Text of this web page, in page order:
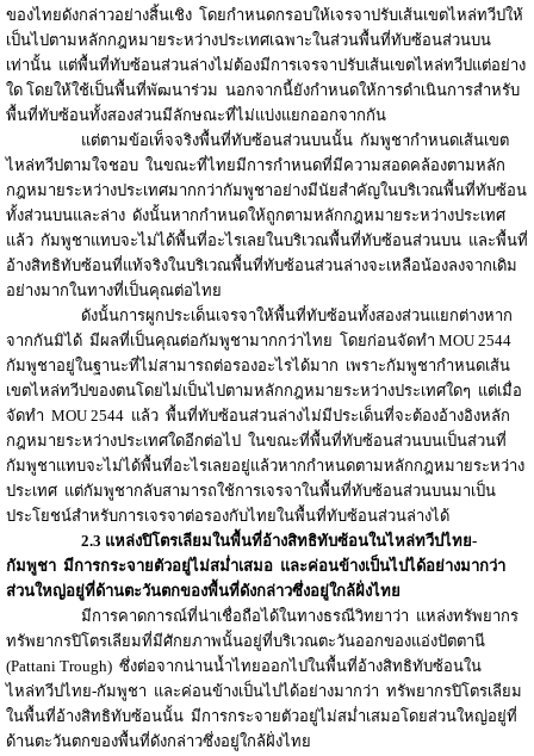
ของไทยดังกล่าวอย่างสิ้นเชิง โดยกำหนดกรอบให้เจรจาปรับเส้นเขตไหล่ทวีปให้
เป็นไปตามหลักกฎหมายระหว่างประเทศเฉพาะในส่วนพื้นที่ทับซ้อนส่วนบน
เท่านั้น แต่พื้นที่ทับซ้อนส่วนล่างไม่ต้องมีการเจรจาปรับเส้นเขตไหล่ทวีปแต่อย่าง
ใด โดยให้ใช้เป็นพื้นที่พัฒนาร่วม นอกจากนี้ยังกำหนดให้การดำเนินการสำหรับ
พื้นที่ทับซ้อนทั้งสองส่วนมีลักษณะที่ไม่แบ่งแยกออกจากกัน
แต่ตามข้อเท็จจริงพื้นที่ทับซ้อนส่วนบนนั้น กัมพูชากำหนดเส้นเขต
ไหล่ทวีปตามใจชอบ ในขณะที่ไทยมีการกำหนดที่มีความสอดคล้องตามหลัก
กฎหมายระหว่างประเทศมากกว่ากัมพูชาอย่างมีนัยสำคัญในบริเวณพื้นที่ทับซ้อน
ทั้งส่วนบนและล่าง ดังนั้นหากกำหนดให้ถูกตามหลักกฎหมายระหว่างประเทศ
แล้ว กัมพูชาแทบจะไม่ได้พื้นที่อะไรเลยในบริเวณพื้นที่ทับซ้อนส่วนบน และพื้นที่
อ้างสิทธิทับซ้อนที่แท้จริงในบริเวณพื้นที่ทับซ้อนส่วนล่างจะเหลือน้องลงจากเดิม
อย่างมากในทางที่เป็นคุณต่อไทย
ดังนั้นการผูกประเด็นเจรจาให้พื้นที่ทับซ้อนทั้งสองส่วนแยกต่างหาก
จากกันมิได้ มีผลที่เป็นคุณต่อกัมพูชามากกว่าไทย โดยก่อนจัดทำ MOU 2544
กัมพูชาอยู่ในฐานะที่ไม่สามารถต่อรองอะไรได้มาก เพราะกัมพูชากำหนดเส้น
เขตไหล่ทวีปของตนโดยไม่เป็นไปตามหลักกฎหมายระหว่างประเทศใดๆ แต่เมื่อ
จัดทำ MOU 2544 แล้ว พื้นที่ทับซ้อนส่วนล่างไม่มีประเด็นที่จะต้องอ้างอิงหลัก
กฎหมายระหว่างประเทศใดอีกต่อไป ในขณะที่พื้นที่ทับซ้อนส่วนบนเป็นส่วนที่
กัมพูชาแทบจะไม่ได้พื้นที่อะไรเลยอยู่แล้วหากกำหนดตามหลักกฎหมายระหว่าง
ประเทศ แต่กัมพูชากลับสามารถใช้การเจรจาในพื้นที่ทับซ้อนส่วนบนมาเป็น
ประโยชน์สำหรับการเจรจาต่อรองกับไทยในพื้นที่ทับซ้อนส่วนล่างได้
2.3 แหล่งปิโตรเลียมในพื้นที่อ้างสิทธิทับซ้อนในไหล่ทวีปไทย-
กัมพูชา มีการกระจายตัวอยู่ไม่สม่ำเสมอ และค่อนข้างเป็นไปได้อย่างมากว่า
ส่วนใหญ่อยู่ที่ด้านตะวันตกของพื้นที่ดังกล่าวซึ่งอยู่ใกล้ฝั่งไทย
มีการคาดการณ์ที่น่าเชื่อถือได้ในทางธรณีวิทยาว่า แหล่งทรัพยากร
ทรัพยากรปิโตรเลียมที่มีศักยภาพนั้นอยู่ที่บริเวณตะวันออกของแอ่งปัตตานี
(Pattani Trough) ซึ่งต่อจากน่านน้ำไทยออกไปในพื้นที่อ้างสิทธิทับซ้อนใน
ไหล่ทวีปไทย-กัมพูชา และค่อนข้างเป็นไปได้อย่างมากว่า ทรัพยากรปิโตรเลียม
ในพื้นที่อ้างสิทธิทับซ้อนนั้น มีการกระจายตัวอยู่ไม่สม่ำเสมอโดยส่วนใหญ่อยู่ที่
ด้านตะวันตกของพื้นที่ดังกล่าวซึ่งอยู่ใกล้ฝั่งไทย